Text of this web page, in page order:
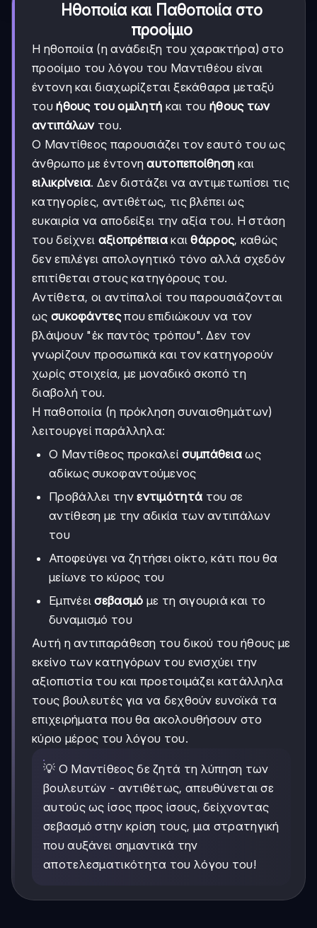
Ηθοποιία και Παθοποιία στο
προοίμιο
Η ηθοποιία (η ανάδειξη του χαρακτήρα) στο
προοίμιο του λόγου του Μαντιθέου είναι
έντονη και διαχωρίζεται ξεκάθαρα μεταξύ
τουήθους του ομιλητή και τουήθους των
αντιπάλωντου.
Ο Μαντίθεος παρουσιάζει τον εαυτό του ως
άνθρωπο με έντονηαυτοπεποίθηση και
ειλικρίνεια. Δεν διστάζει να αντιμετωπίσει τις
κατηγορίες, αντιθέτως, τις βλέπει ως
ευκαιρία να αποδείξει την αξία του. Η στάση
του δείχνει αξιοπρέπειακαιθάρρος, καθώς
δεν επιλέγει απολογητικό τόνο αλλά σχεδόν
επιτίθεται στους κατηγόρους του.
Αντίθετα, οι αντίπαλοί του παρουσιάζονται
ως συκοφάντεςπου επιδιώκουν να τον
βλάψουν "ἐκ παντὸς τρόπου". Δεν τον
γνωρίζουν προσωπικά και τον κατηγορούν
χωρίς στοιχεία, με μοναδικό σκοπό τη
διαβολή του.
Η παθοποιία (η πρόκληση συναισθημάτων)
λειτουργεί παράλληλα:
Ο Μαντίθεος προκαλείσυμπάθεια ως
αδίκως συκοφαντούμενος
Προβάλλει τηνεντιμότητά του σε
αντίθεση με την αδικία των αντιπάλων
του
Αποφεύγει να ζητήσει οίκτο, κάτι που θα
μείωνε το κύρος του
Εμπνέεισεβασμό με τη σιγουριά και το
δυναμισμό του
Αυτή η αντιπαράθεση του δικού του ήθους με
εκείνο των κατηγόρων του ενισχύει την
αξιοπιστία του και προετοιμάζει κατάλληλα
τους βουλευτές για να δεχθούν ευνοϊκά τα
επιχειρήματα που θα ακολουθήσουν στο
κύριο μέρος του λόγου του.
💡 Ο Μαντίθεος δε ζητά τη λύπηση των
βουλευτών - αντιθέτως, απευθύνεται σε
αυτούς ως ίσος προς ίσους, δείχνοντας
σεβασμό στην κρίση τους, μια στρατηγική
που αυξάνει σημαντικά την
αποτελεσματικότητα του λόγου του!